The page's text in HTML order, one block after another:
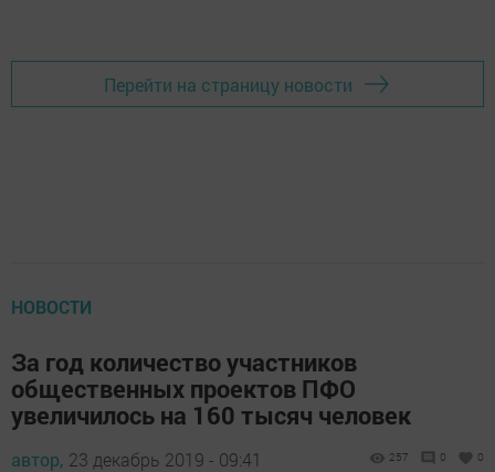
Перейти на страницу новости
НОВОСТИ
За год количество участников
общественных проектов ПФО
увеличилось на 160 тысяч человек
автор, 23 декабрь 2019 - 09:41 257 0 0